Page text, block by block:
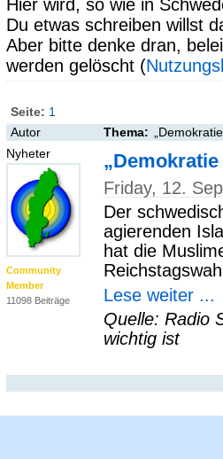
Hier wird, so wie in
Du etwas schreiben willst
Aber bitte denke dran,
werden gelöscht (
Seite: 1
Autor
Thema:
Nyheter
Community
Member
11098 Beiträge
Friday, 12.
Der
agierenden
hat die
Lese weiter ...
Quelle: Radio
wichtig ist